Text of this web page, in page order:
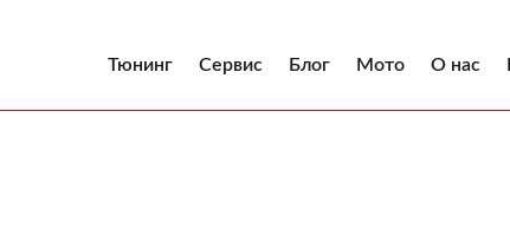
Тюнинг Сервис Блог Мото О нас